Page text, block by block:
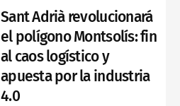
Sant Adrià revolucionará
el polígono Montsolís: fin
al caos logístico y
apuesta por la industria
4.0